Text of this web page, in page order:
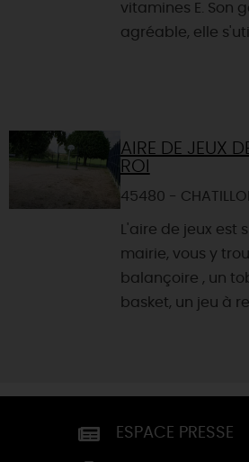
vitamines E. Son
agréable, elle
AIRE DE JEUX
ROI
45480 -
L'aire de jeux est
mairie, vous y
balançoire , un
basket, un jeu à
ESPACE PRESSE